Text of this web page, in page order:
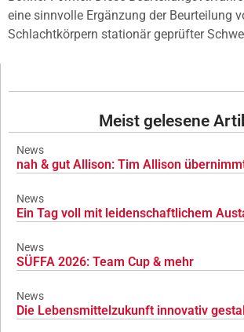
eine sinnvolle Ergänzung der Beurteilung
Schlachtkörpern stationär geprüfter
Meist gelesene
News
nah & gut Allison: Tim Allison
News
Ein Tag voll mit leidenschaftlichem
News
SÜFFA 2026: Team Cup & mehr
News
Die Lebensmittelzukunft innovativ